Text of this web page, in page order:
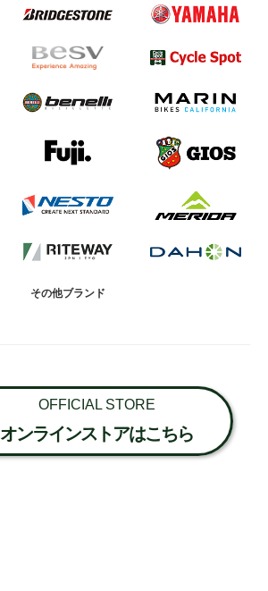
その他ブランド
OFFICIAL STORE
オンラインストアはこちら